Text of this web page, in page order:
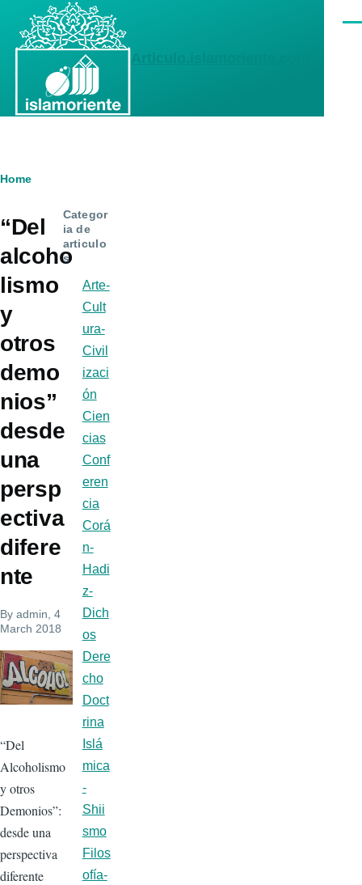
Skip to main content
Breadcrumb
Home
“Del
alcoho
lismo
y
otros
demo
nios”
desde
una
persp
ectiva
difere
nte
By admin , 4
March 2018
“Del
Alcoholismo
y otros
Demonios”:
desde una
perspectiva
diferente
Categor
ia de
articulo
s
Arte-
Cult
ura-
Civil
izaci
ón
Cien
cias
Conf
eren
cia
Corá
n-
Hadi
z-
Dich
os
Dere
cho
Doct
rina
Islá
mica
-
Shii
smo
Filos
ofía-